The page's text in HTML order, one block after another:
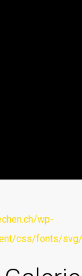
wp-
css/fonts/